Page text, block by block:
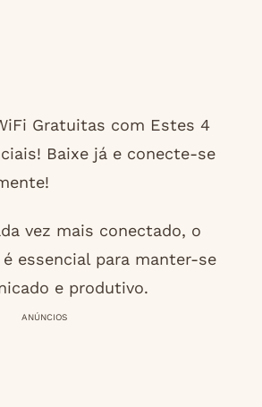
Gratuitas com Estes 4
Baixe já e conecte-se
vez mais conectado, o
essencial para manter-se
e produtivo.
ANÚNCIOS